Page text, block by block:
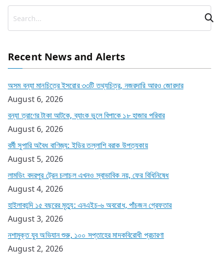
Recent News and Alerts
অসম বন্যা মানচিত্রে ইসরোর ৩৩টি তথ্যচিত্র, নজরদারি আরও জোরদার
August 6, 2026
বন্যা ত্রাণের টাকা আটকে, ব্যাংক ভুলে বিপাকে ১৮ হাজার পরিবার
August 6, 2026
বর্মী সুপারি অবৈধ বাণিজ্য: ইডির তল্লাশি বরাক উপত্যকায়
August 5, 2026
লামডিং বদরপুর ট্রেন চলাচল এখনও স্বাভাবিক নয়, ফের বিধিনিষেধ
August 4, 2026
হাইলাকান্দি ১৫ বছরের মৃত্যু: এনএইচ-৬ অবরোধ, পাঁচজন গ্রেফতার
August 3, 2026
নশামুক্ত যুব অভিযান শুরু, ১০০ সপ্তাহের মাদকবিরোধী প্রচারণা
August 2, 2026